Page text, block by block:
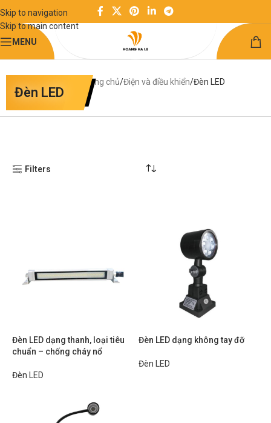
Skip to navigation
Skip to main content
MENU
Đèn LED
Trang chủ Điện và điều khiển Đèn LED
Filters
Đèn LED dạng thanh, loại tiêu
chuẩn – chống cháy nổ
Đèn LED
Đèn LED dạng không tay đỡ
Đèn LED